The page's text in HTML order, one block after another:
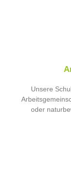
Unsere
oder